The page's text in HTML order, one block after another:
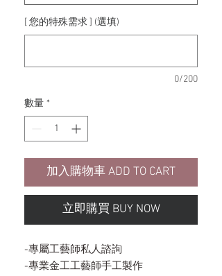
[ 您的特殊需求 ] (選填)
0/200
數量 *
加入購物車 ADD TO CART
立即購買 BUY NOW
-專屬工藝師私人諮詢
-專業金工工藝師手工製作